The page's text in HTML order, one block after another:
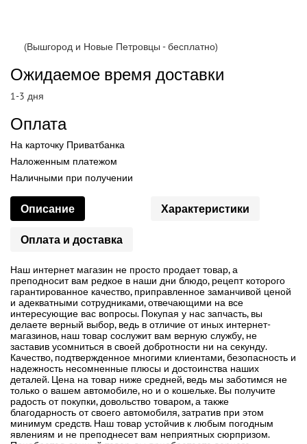
(Вышгород и Новые Петровцы - бесплатно)
Ожидаемое время доставки
1-3 дня
Оплата
На карточку Приватбанка
Наложенным платежом
Наличными при получении
Описание Характеристики
Оплата и доставка
Наш интернет магазин не просто продает товар, а
преподносит вам редкое в наши дни блюдо, рецепт которого
гарантированное качество, приправленное заманчивой ценой
и адекватными сотрудниками, отвечающими на все
интересующие вас вопросы. Покупая у нас запчасть, вы
делаете верный выбор, ведь в отличие от иных интернет-
магазинов, наш товар сослужит вам верную службу, не
заставив усомниться в своей добротности ни на секунду.
Качество, подтвержденное многими клиентами, безопасность и
надежность несомненные плюсы и достоинства наших
деталей. Цена на товар ниже средней, ведь мы заботимся не
только о вашем автомобиле, но и о кошельке. Вы получите
радость от покупки, довольство товаром, а также
благодарность от своего автомобиля, затратив при этом
минимум средств. Наш товар устойчив к любым погодным
явлениям и не преподнесет вам неприятных сюрпризом.